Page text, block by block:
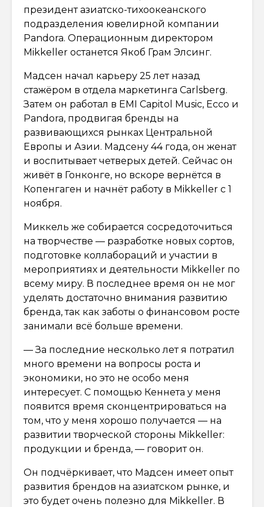
президент азиатско-тихоокеанского
подразделения ювелирной компании
Pandora. Операционным директором
Mikkeller останется Якоб Грам Элсинг.
Мадсен начал карьеру 25 лет назад
стажёром в отдела маркетинга Carlsberg.
Затем он работал в EMI Capitol Music, Ecco и
Pandora, продвигая бренды на
развивающихся рынках Центральной
Европы и Азии. Мадсену 44 года, он женат
и воспитывает четверых детей. Сейчас он
живёт в Гонконге, но вскоре вернётся в
Копенгаген и начнёт работу в Mikkeller с 1
ноября.
Миккель же собирается сосредоточиться
на творчестве — разработке новых сортов,
подготовке коллабораций и участии в
мероприятиях и деятельности Mikkeller по
всему миру. В последнее время он не мог
уделять достаточно внимания развитию
бренда, так как заботы о финансовом росте
занимали всё больше времени.
— За последние несколько лет я потратил
много времени на вопросы роста и
экономики, но это не особо меня
интересует. С помощью Кеннета у меня
появится время сконцентрироваться на
том, что у меня хорошо получается — на
развитии творческой стороны Mikkeller:
продукции и бренда, — говорит он.
Он подчёркивает, что Мадсен имеет опыт
развития брендов на азиатском рынке, и
это будет очень полезно для Mikkeller. В